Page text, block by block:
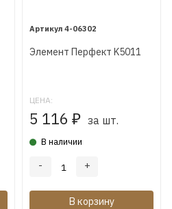
4-06302
Элемент Перфект K5011
ЦЕНА:
5 116 ₽ за шт.
В наличии
- +
В корзину